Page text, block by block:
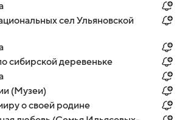
сел Ульяновской
сибирской деревеньке
(Музеи)
о своей родине